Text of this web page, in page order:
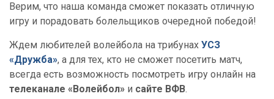
Верим, что наша команда сможет показать отличную
игру и порадовать болельщиков очередной победой!
Ждем любителей волейбола на трибунах УСЗ
«Дружба», а для тех, кто не сможет посетить матч,
всегда есть возможность посмотреть игру онлайн на
телеканале «Волейбол» и сайте ВФВ.